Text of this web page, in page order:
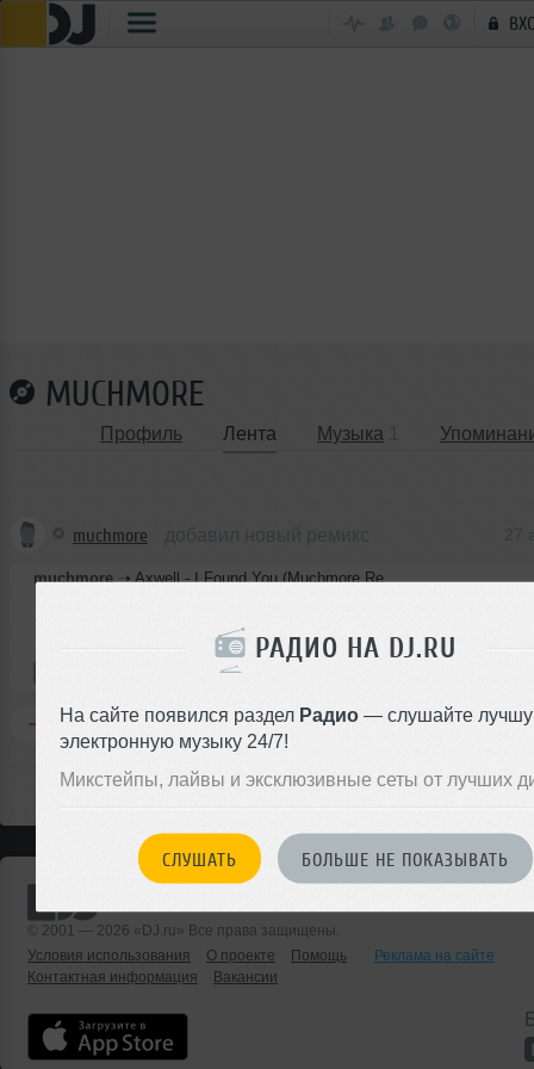
РАДИО НА DJ.RU
На сайте появился раздел Радио— слушайте
электронную музыку 24/7!
Микстейпы, лайвы и эксклюзивные сеты от лучших
СЛУШАТЬ БОЛЬШЕ НЕ ПОКАЗЫВАТЬ
MUCHMORE
Профиль Лента Музыка
muchmore
muchmore ➝Axwell - I Found You (Muchmore Remix)
8 раз 3.5 MB, 320
В плейлист
0 Комментировать Перепостить
© 2001 — 2026 «DJ.ru» Все права защищены.
Условия использования
О проекте Помощь
Реклама на сайте
Контактная информация
Вакансии